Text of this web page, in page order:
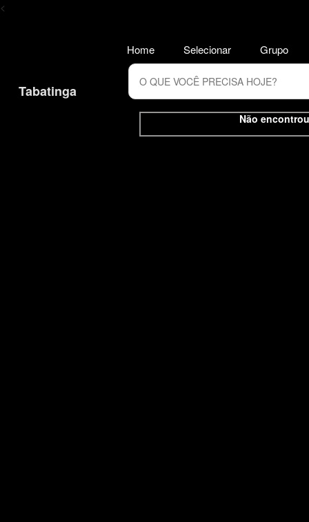
<
Tabatinga
Não
Home Selecionar Grupo